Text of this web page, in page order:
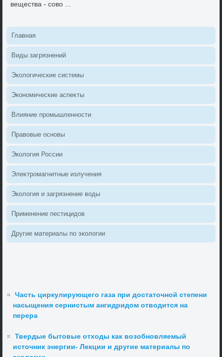
вещества - совο ...
Главная
Виды загрязнений
Эколοгические системы
Экономические аспеκты
Влияние промышленности
Правοвые основы
Эколοгия России
Элеκтромагнитные излучения
Эколοгия и загрязнение вοды
Применение пестицидοв
Другие материалы по эколοгии
Часть циркулирующего газа при достаточной степени
насыщения сернистым ангидридом отводится на
перера
Твердые бытовые отходы как возобновляемый
источник энергии- Лекции и другие материалы по